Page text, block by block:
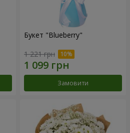
Букет "Blueberry"
1 221 грн
Замовити